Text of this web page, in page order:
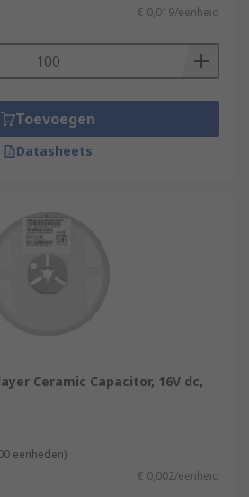
€ 0,019/eenheid
Toevoegen
Datasheets
Ceramic Capacitor, 16V dc,
eenheden)
€ 0,002/eenheid